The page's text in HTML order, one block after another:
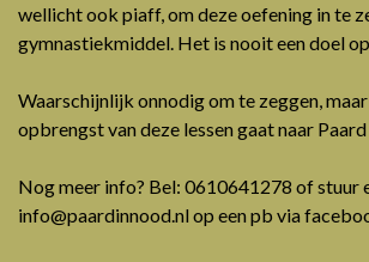
wellicht ook piaff, om deze oefening in te
gymnastiekmiddel. Het is nooit een doel
Waarschijnlijk onnodig om te zeggen,
opbrengst van deze lessen gaat naar
Nog meer info? Bel: 0610641278 of stuur
info@paardinnood.nl op een pb via